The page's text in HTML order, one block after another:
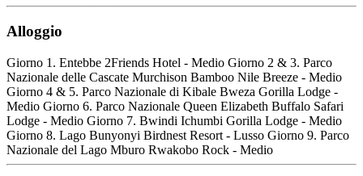
Alloggio
Giorno 1. Entebbe 2Friends Hotel - Medio Giorno 2 & 3. Parco
Nazionale delle Cascate Murchison Bamboo Nile Breeze - Medio
Giorno 4 & 5. Parco Nazionale di Kibale Bweza Gorilla Lodge -
Medio Giorno 6. Parco Nazionale Queen Elizabeth Buffalo Safari
Lodge - Medio Giorno 7. Bwindi Ichumbi Gorilla Lodge - Medio
Giorno 8. Lago Bunyonyi Birdnest Resort - Lusso Giorno 9. Parco
Nazionale del Lago Mburo Rwakobo Rock - Medio